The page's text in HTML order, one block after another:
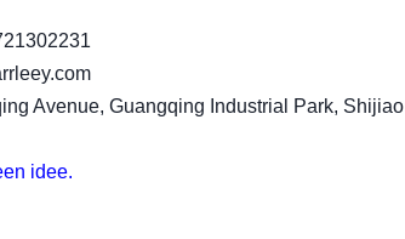
Avenue, Guangqing Industrial Park,
idee.